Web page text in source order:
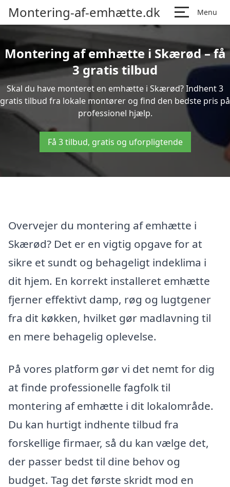
Montering-af-emhætte.dk Menu
Montering af emhætte i Skærød – få
3 gratis tilbud
Skal du have monteret en emhætte i Skærød? Indhent 3
gratis tilbud fra lokale montører og find den bedste pris på
professionel hjælp.
Få 3 tilbud, gratis og uforpligtende
Overvejer du montering af emhætte i
Skærød? Det er en vigtig opgave for at
sikre et sundt og behageligt indeklima i
dit hjem. En korrekt installeret emhætte
fjerner effektivt damp, røg og lugtgener
fra dit køkken, hvilket gør madlavning til
en mere behagelig oplevelse.
På vores platform gør vi det nemt for dig
at finde professionelle fagfolk til
montering af emhætte i dit lokalområde.
Du kan hurtigt indhente tilbud fra
forskellige firmaer, så du kan vælge det,
der passer bedst til dine behov og
budget. Tag det første skridt mod en